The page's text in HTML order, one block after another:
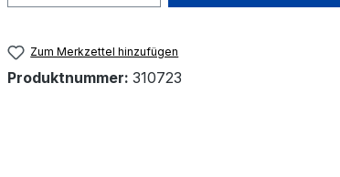
Zum Merkzettel hinzufügen
Produktnummer: 310723